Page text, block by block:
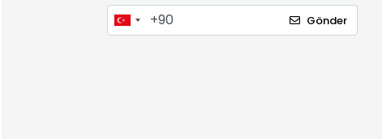
Gönder